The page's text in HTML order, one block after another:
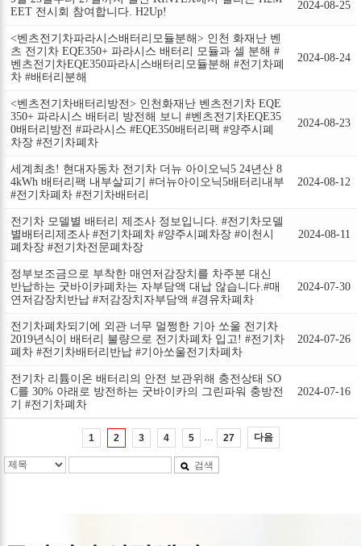
EET 전시회 참여합니다. H2Up!
2024-08-25
<벤츠전기차파라시스배터리모듈분해> 인천 화재난 벤
츠 전기차 EQE350+ 파라시스 배터리 모듈과 셀 분해 #
벤츠전기차EQE350파라시스배터리모듈분해 #전기차폐
차 #배터리분해
2024-08-24
<벤츠전기차배터리방전> 인천화재난 벤츠전기차 EQE
350+ 파라시스 배터리 방전해 보니 #벤츠전기차EQE35
0배터리방전 #파라시스 #EQE350배터리팩 #양주시폐
차장 #전기차폐차
2024-08-23
세계최초! 현대자동차 전기차 더뉴 아이오닉5 24년산 8
4kWh 배터리팩 내부살피기 #더뉴아이오닉5배터리내부
#전기차폐차 #전기차배터리
2024-08-12
전기차 모델별 배터리 제조사 정보입니다. #전기차모델
별배터리제조사 #전기차폐차 #양주시폐차장 #이천시
폐차장 #전기차전문폐차장
2024-08-11
정부보조금으로 부착한 매연저감장치를 차주분 대신
반납하는 굿바이카폐차는 자부담액 대납 않습니다.#매
연저감장치반납 #저감장치자부담액 #경유차폐차
2024-07-30
전기차폐차되기에 외관 너무 멀쩡한 기아 쏘울 전기차
2019년식이 배터리 불량으로 전기차폐차 입고! #전기차
폐차 #전기차배터리반납 #기아쏘울전기차폐차
2024-07-26
전기차 리튬이온 배터리의 안전 보관위해 충전상태 SO
C를 30% 아래로 방전하는 굿바이카의 그린파워 충방전
기 #전기차폐차
2024-07-16
1 2 3 4 5 27 다음
검색